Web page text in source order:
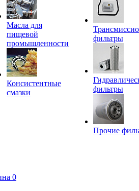
Масла для
пищевой
промышленности
Консистентные
смазки
фильтры
фильтры
Прочие
0